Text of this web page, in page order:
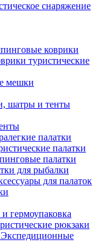
снаряжение
коврики
туристические
мешки
шатры и тенты
палатки
палатки
палатки
для рыбалки
для палаток
и гермоупаковка
рюкзаки
Экспедиционные